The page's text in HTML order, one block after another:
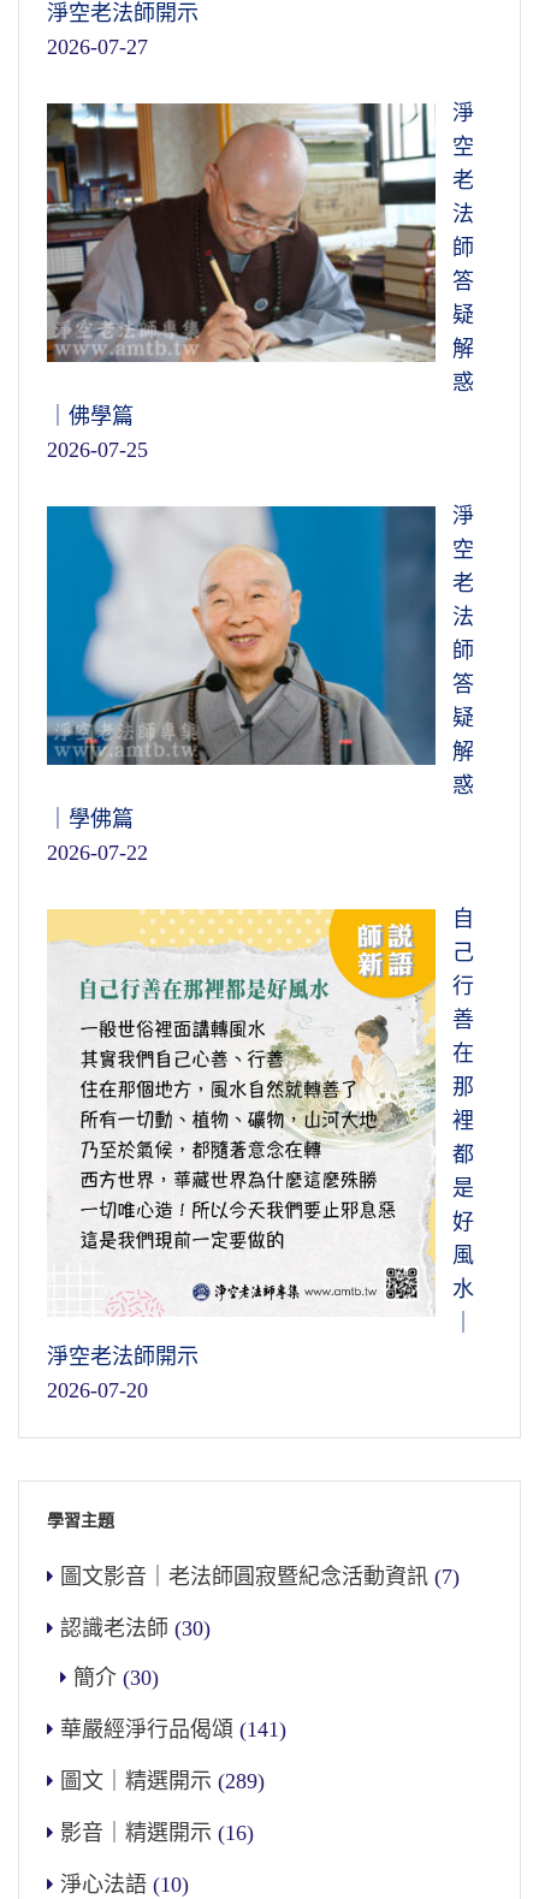
淨空老法師開示
2026-07-27
淨
空
老
法
師
答
疑
解
惑
｜佛學篇
2026-07-25
淨
空
老
法
師
答
疑
解
惑
｜學佛篇
2026-07-22
自
己
行
善
在
那
裡
都
是
好
風
水
淨空老法師開示
2026-07-20
學習主題
圖文影音｜老法師圓寂暨紀念活動資訊 (7)
認識老法師 (30)
簡介 (30)
華嚴經淨行品偈頌 (141)
圖文｜精選開示 (289)
影音｜精選開示 (16)
淨心法語 (10)